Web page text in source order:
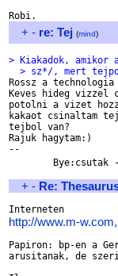
+ - re: Tej (mind)
> Kiakadok,
> sz*/, mert
Rossz a
Keves hideg vizzel
potolni a vizet
kakaot csinaltam
tejbol van?
Rajuk hagytam:)
--
Bye:csutak
+ - Re:
http://www.m-w.com,
Papiron: bp-en a
arusitanak, de